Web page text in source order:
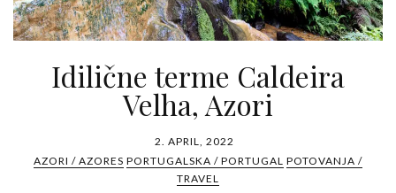
Idilične terme Caldeira
Velha, Azori
2. APRIL, 2022
AZORI / AZORES PORTUGALSKA / PORTUGAL POTOVANJA /
TRAVEL